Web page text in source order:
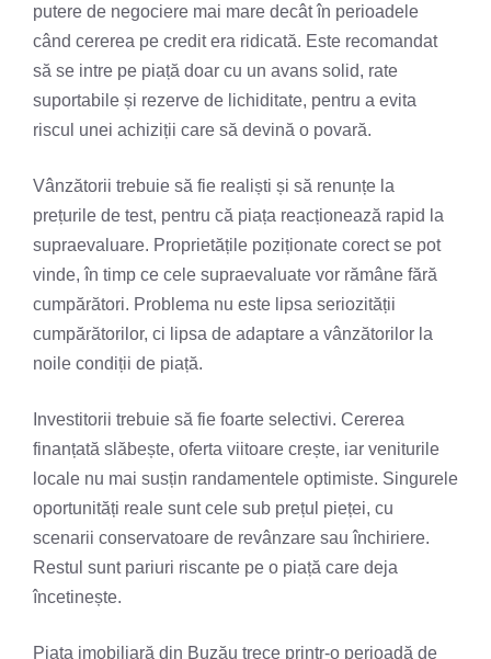
putere de negociere mai mare decât în perioadele
când cererea pe credit era ridicată. Este recomandat
să se intre pe piață doar cu un avans solid, rate
suportabile și rezerve de lichiditate, pentru a evita
riscul unei achiziții care să devină o povară.
Vânzătorii trebuie să fie realiști și să renunțe la
prețurile de test, pentru că piața reacționează rapid la
supraevaluare. Proprietățile poziționate corect se pot
vinde, în timp ce cele supraevaluate vor rămâne fără
cumpărători. Problema nu este lipsa seriozității
cumpărătorilor, ci lipsa de adaptare a vânzătorilor la
noile condiții de piață.
Investitorii trebuie să fie foarte selectivi. Cererea
finanțată slăbește, oferta viitoare crește, iar veniturile
locale nu mai susțin randamentele optimiste. Singurele
oportunități reale sunt cele sub prețul pieței, cu
scenarii conservatoare de revânzare sau închiriere.
Restul sunt pariuri riscante pe o piață care deja
încetinește.
Piața imobiliară din Buzău trece printr-o perioadă de